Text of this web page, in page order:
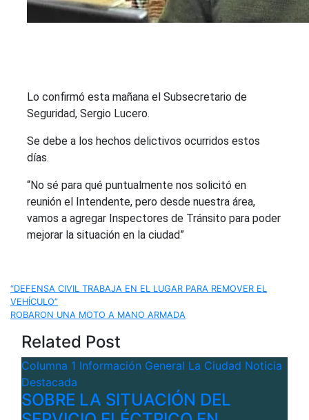
Lo confirmó esta mañana el Subsecretario de
Seguridad, Sergio Lucero.
Se debe a los hechos delictivos ocurridos estos
días.
“No sé para qué puntualmente nos solicitó en
reunión el Intendente, pero desde nuestra área,
vamos a agregar Inspectores de Tránsito para poder
mejorar la situación en la ciudad”
Navegación
de
entradas
“DEFENSA CIVIL TRABAJA EN EL LUGAR PARA REMOVER EL
VEHÍCULO”
ROBARON UNA MOTO A MANO ARMADA
Related Post
Columna 1 Información General La Ciudad Noticia
Destacada
SOBRE LA SITUACIÓN DEL